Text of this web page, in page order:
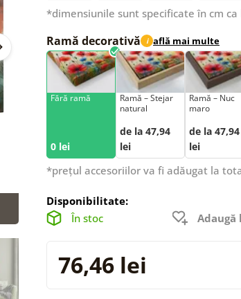
*dimensiunile sunt specificate în cm
Ramă decorativă i află mai multe
Fără ramă
0 lei
Ramă – Stejar
natural
de la 47,94
lei
Ramă – Nuc
maro
de la 47,94
lei
*prețul accesoriilor va fi adăugat la
Disponibilitate:
În stoc
76,46 lei